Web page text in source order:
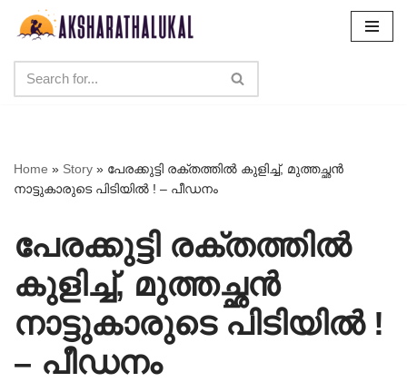
content
Home » Story » പേരക്കുട്ടി രക്തത്തിൽ കുളിച്ച്, മുത്തച്ഛൻ
നാട്ടുകാരുടെ പിടിയിൽ ! – പീഡനം
പേരക്കുട്ടി രക്തത്തിൽ
കുളിച്ച്, മുത്തച്ഛൻ
നാട്ടുകാരുടെ പിടിയിൽ !
– പീഡനം